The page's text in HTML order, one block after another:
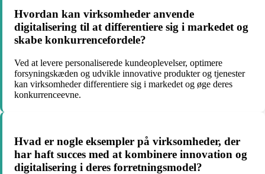
Hvordan kan virksomheder anvende
digitalisering til at differentiere sig i markedet og
skabe konkurrencefordele?
Ved at levere personaliserede kundeoplevelser, optimere
forsyningskæden og udvikle innovative produkter og tjenester
kan virksomheder differentiere sig i markedet og øge deres
konkurrenceevne.
Hvad er nogle eksempler på virksomheder, der
har haft succes med at kombinere innovation og
digitalisering i deres forretningsmodel?